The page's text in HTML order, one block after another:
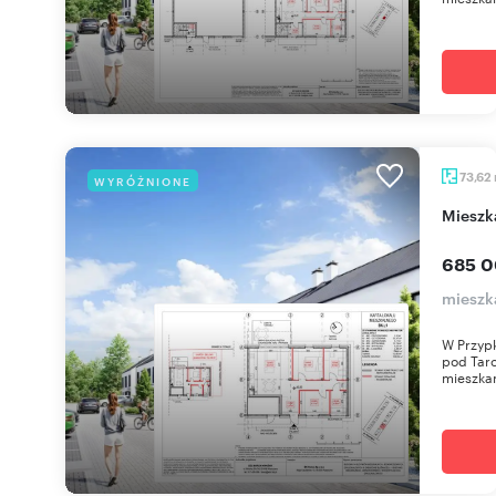
WYRÓŻNIONE 73,62
685
W
pod